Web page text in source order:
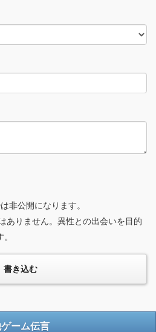
非公開になります。
ありません。異性との出会いを目的
ーム伝言